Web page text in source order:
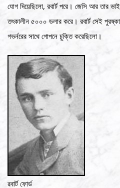
যোগ দিয়েছিলো, রবার্ট পরে। জেসি আর তার
তৎকালীন ৫০০০ ডলার করে। রবার্ট সেই
গভর্নরের সাথে গোপনে চুক্তি করেছিলো।
রবার্ট ফোর্ড